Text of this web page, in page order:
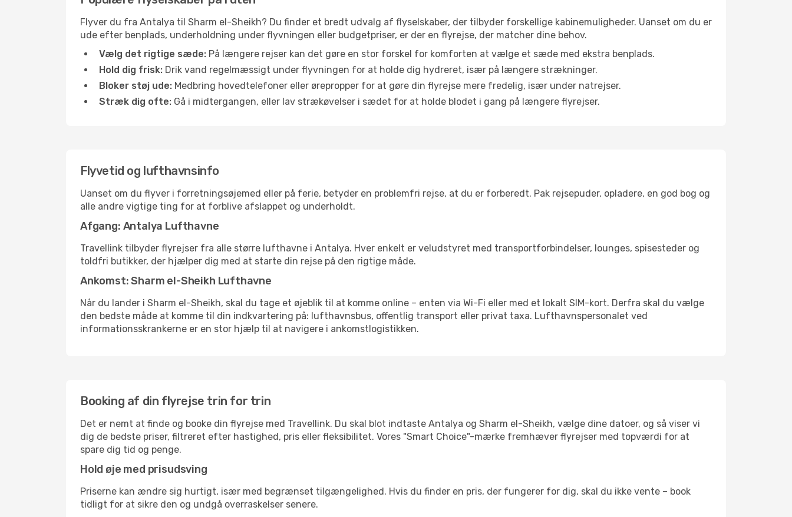
Flyver du fra Antalya til Sharm el-Sheikh? Du finder et bredt udvalg af flyselskaber, der tilbyder forskellige kabinemuligheder. Uanset om du er
ude efter benplads, underholdning under flyvningen eller budgetpriser, er der en flyrejse, der matcher dine behov.
Vælg det rigtige sæde: På længere rejser kan det gøre en stor forskel for komforten at vælge et sæde med ekstra benplads.
Hold dig frisk: Drik vand regelmæssigt under flyvningen for at holde dig hydreret, især på længere strækninger.
Bloker støj ude: Medbring hovedtelefoner eller ørepropper for at gøre din flyrejse mere fredelig, især under natrejser.
Stræk dig ofte: Gå i midtergangen, eller lav strækøvelser i sædet for at holde blodet i gang på længere flyrejser.
Flyvetid og lufthavnsinfo
Uanset om du flyver i forretningsøjemed eller på ferie, betyder en problemfri rejse, at du er forberedt. Pak rejsepuder, opladere, en god bog og
alle andre vigtige ting for at forblive afslappet og underholdt.
Afgang: Antalya Lufthavne
Travellink tilbyder flyrejser fra alle større lufthavne i Antalya. Hver enkelt er veludstyret med transportforbindelser, lounges, spisesteder og
toldfri butikker, der hjælper dig med at starte din rejse på den rigtige måde.
Ankomst: Sharm el-Sheikh Lufthavne
Når du lander i Sharm el-Sheikh, skal du tage et øjeblik til at komme online – enten via Wi-Fi eller med et lokalt SIM-kort. Derfra skal du vælge
den bedste måde at komme til din indkvartering på: lufthavnsbus, offentlig transport eller privat taxa. Lufthavnspersonalet ved
informationsskrankerne er en stor hjælp til at navigere i ankomstlogistikken.
Booking af din flyrejse trin for trin
Det er nemt at finde og booke din flyrejse med Travellink. Du skal blot indtaste Antalya og Sharm el-Sheikh, vælge dine datoer, og så viser vi
dig de bedste priser, filtreret efter hastighed, pris eller fleksibilitet. Vores "Smart Choice"-mærke fremhæver flyrejser med topværdi for at
spare dig tid og penge.
Hold øje med prisudsving
Priserne kan ændre sig hurtigt, især med begrænset tilgængelighed. Hvis du finder en pris, der fungerer for dig, skal du ikke vente – book
tidligt for at sikre den og undgå overraskelser senere.